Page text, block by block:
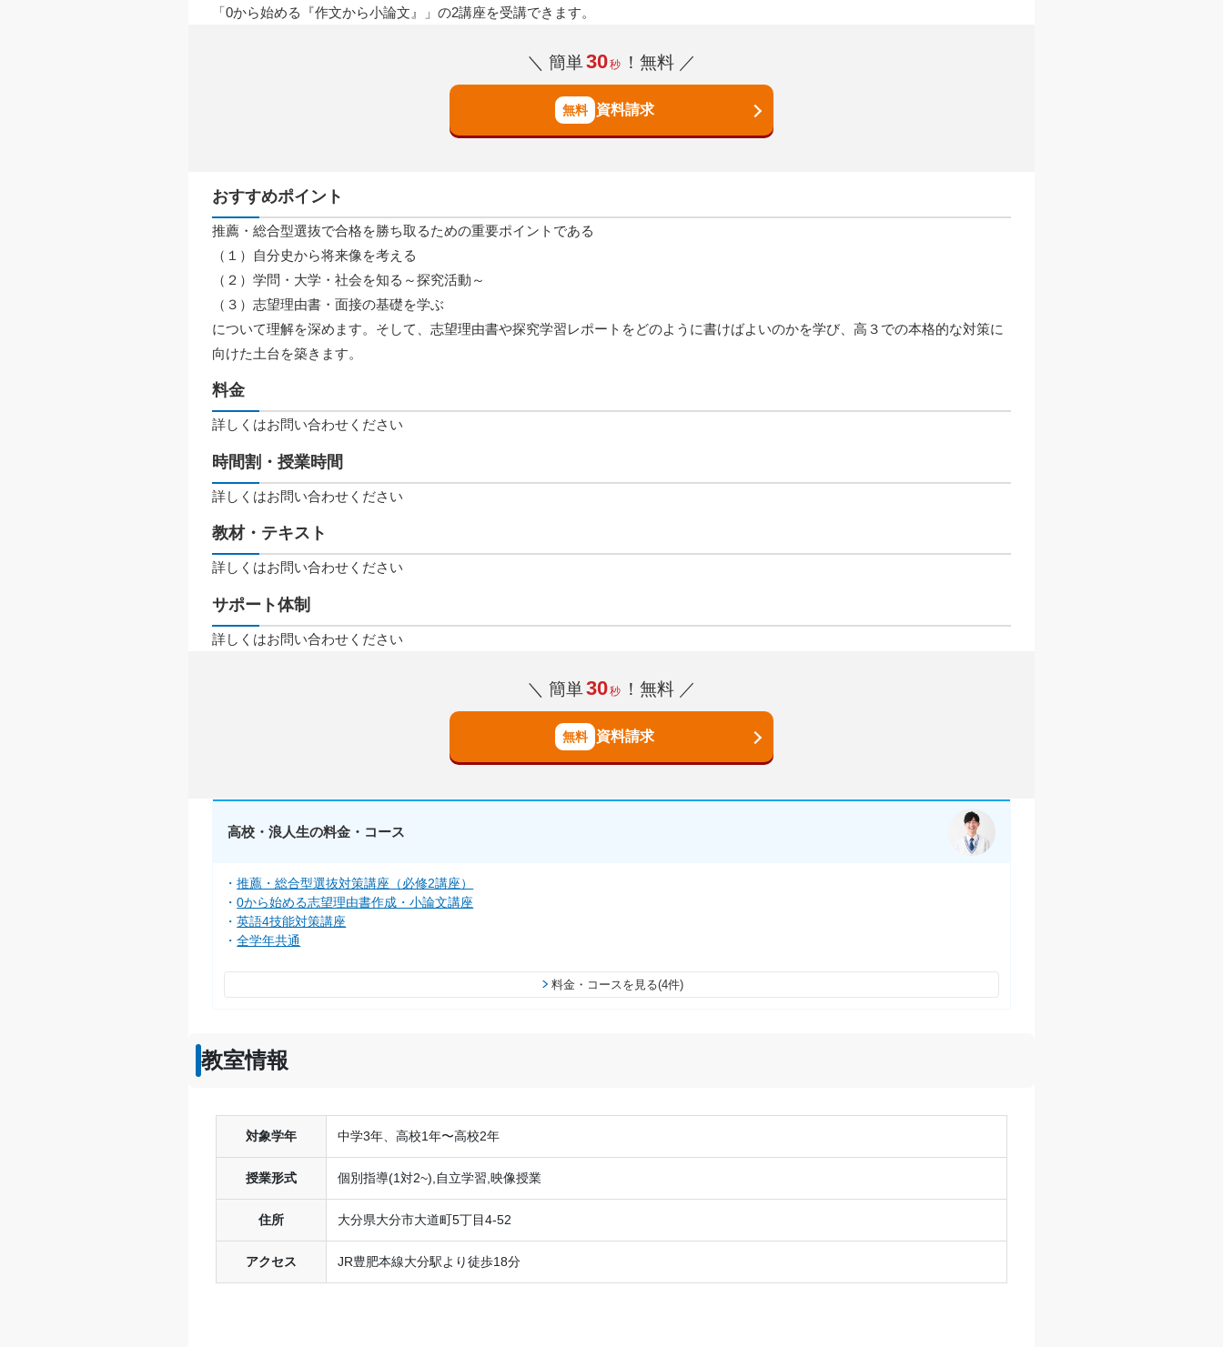
「0から始める『作文から小論文』」の2講座を受講できます。
＼ 簡単30秒 ！無料 ／
資料請求
おすすめポイント
推薦・総合型選抜で合格を勝ち取るための重要ポイントである
（１）自分史から将来像を考える
（２）学問・大学・社会を知る～探究活動～
（３）志望理由書・面接の基礎を学ぶ
について理解を深めます。そして、志望理由書や探究学習レポートをどのように書けばよいのかを学び、高３での本格的な対策に
向けた土台を築きます。
料金
詳しくはお問い合わせください
時間割・授業時間
詳しくはお問い合わせください
教材・テキスト
詳しくはお問い合わせください
サポート体制
詳しくはお問い合わせください
＼ 簡単30秒 ！無料 ／
資料請求
高校・浪人生の料金・コース
推薦・総合型選抜対策講座（必修2講座）
0から始める志望理由書作成・小論文講座
英語4技能対策講座
全学年共通
料金・コースを見る(4件)
教室情報
対象学年 中学3年、高校1年〜高校2年
授業形式 個別指導(1対2~),自立学習,映像授業
住所 大分県大分市大道町5丁目4-52
アクセス JR豊肥本線大分駅より徒歩18分